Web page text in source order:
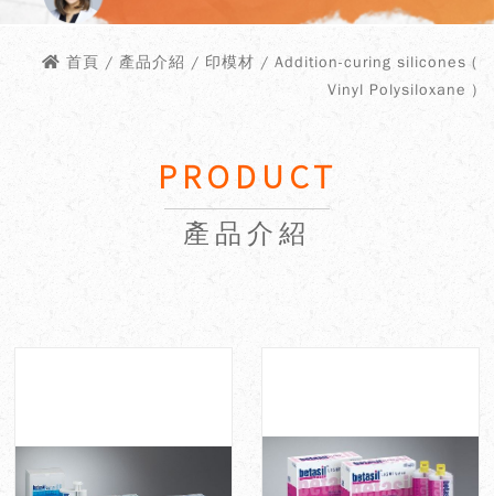
首頁 / 產品介紹 / 印模材 / Addition-curing silicones (
Vinyl Polysiloxane )
PRODUCT
產品介紹